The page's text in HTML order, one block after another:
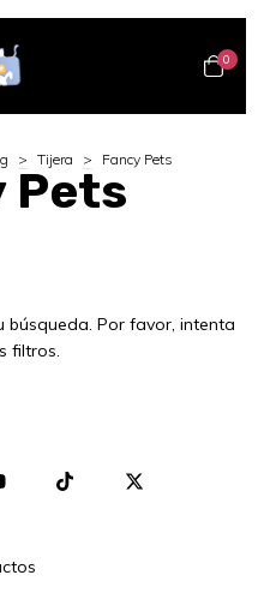
0
> Tijera > Fancy Pets
Pets
Por favor, intenta
filtros.